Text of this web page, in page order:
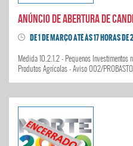
DE 1 DE MARÇO ATÉ ÀS 17 HORAS
Medida 10.2.1.2 - Pequenos Investimentos
Produtos Agrícolas - Aviso 002/